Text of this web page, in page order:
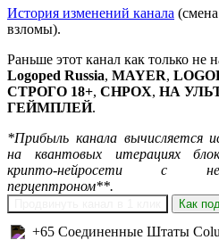
История изменений канала
взломы).
Раньше этот канал как только не
Logoped Russia, MAYER,
СТРОГО 18+, CHPOX, НА
ГЕЙМПЛЕЙ.
*Прибыль канала вычисляется
на квантовых итерациях
крипто-нейросети с
перцептроном**.
Как
+65 Соединенные Штаты